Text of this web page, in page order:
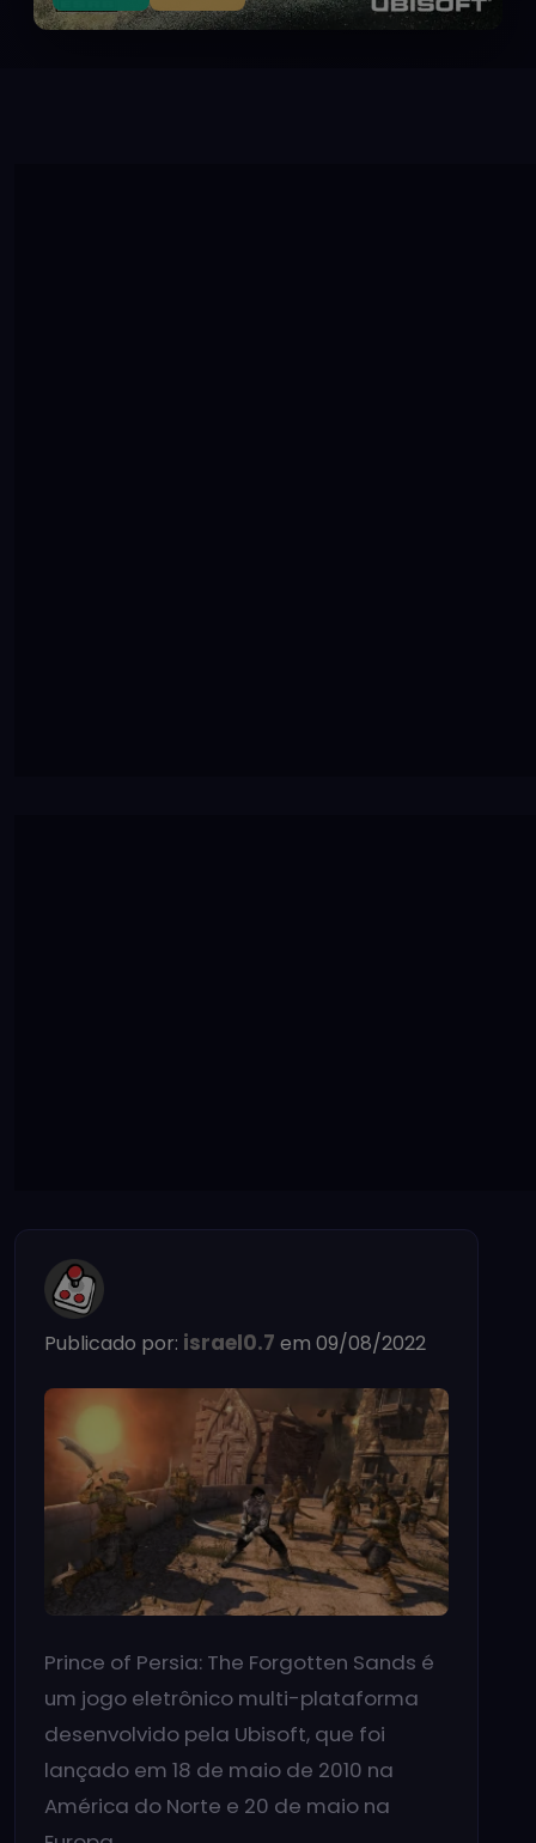
Publicado por: israel0.7 em 09/08/2022
Prince of Persia: The Forgotten Sands é
um jogo eletrônico multi-plataforma
desenvolvido pela Ubisoft, que foi
lançado em 18 de maio de 2010 na
América do Norte e 20 de maio na